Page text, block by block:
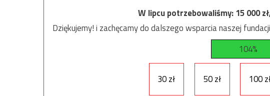
W lipcu potrzebowaliśmy:15 000
Dziękujemy! i zachęcamy do dalszego wsparcia naszej
104%
30 zł 50 zł 100